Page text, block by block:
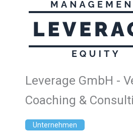
Leverage GmbH -
Coaching &
Unternehmen